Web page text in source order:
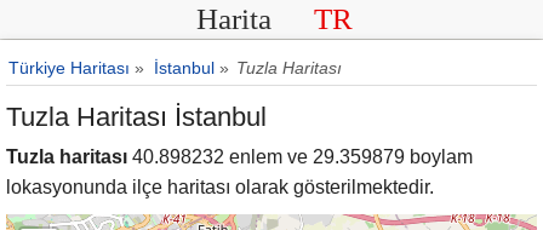
Harita TR
Türkiye Haritası » İstanbul » Tuzla Haritası
Tuzla Haritası İstanbul
Tuzla haritası 40.898232 enlem ve 29.359879 boylam
lokasyonunda ilçe haritası olarak gösterilmektedir.